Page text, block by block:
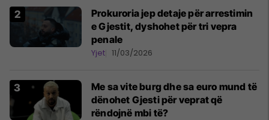
Prokuroria jep detaje për arrestimin
e Gjestit, dyshohet për tri vepra
penale
Yjet 11/03/2026
Me sa vite burg dhe sa euro mund të
dënohet Gjesti për veprat që
rëndojnë mbi të?